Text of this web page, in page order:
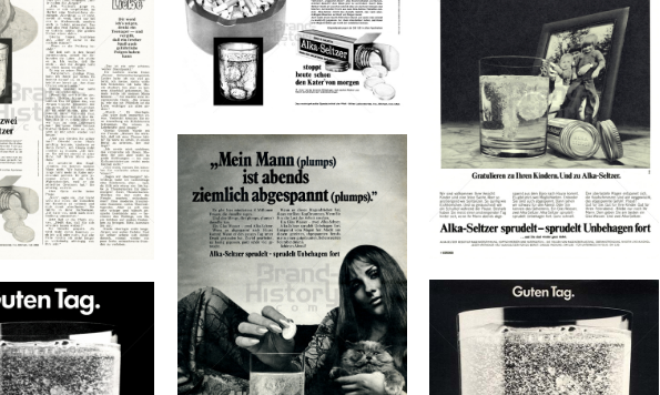
Alka-Seltzer
Bayer Austria
Ges.m.b.H.
1967
Bild-ID: 13925
Alka-Seltzer
Ges.m.b.H.
1967
Bild-ID: 13960
Alka-Seltzer
Bayer Austria
Ges.m.b.H.
1969
Bild-ID: 14345
Alka-Seltzer
Bayer Austria
Ges.m.b.H.
1970